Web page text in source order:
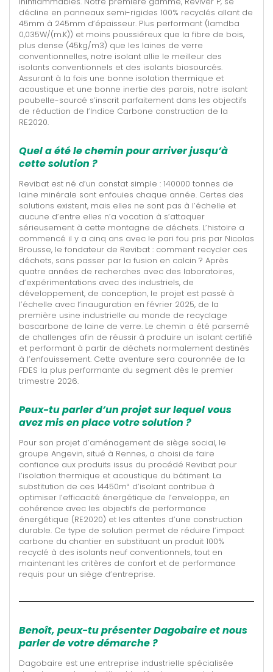
décline en panneaux semi-rigides 100% recyclés allant de
45mm à 245mm d’épaisseur. Plus performant (lamdba
0,035W/(m.K)) et moins poussiéreux que la fibre de bois,
plus dense (45kg/m3) que les laines de verre
conventionnelles, notre isolant allie le meilleur des
isolants conventionnels et des isolants biosourcés.
Assurant à la fois une bonne isolation thermique et
acoustique et une bonne inertie des parois, notre isolant
poubelle-sourcé s’inscrit parfaitement dans les objectifs
de réduction de l’Indice Carbone construction de la
RE2020.
Quel a été le chemin pour arriver jusqu’à
cette solution ?
Revibat est né d’un constat simple : 140000 tonnes de
laine minérale sont enfouies chaque année. Certes des
solutions existent, mais elles ne sont pas à l’échelle et
aucune d’entre elles n’a vocation à s’attaquer
sérieusement à cette montagne de déchets. L’histoire a
commencé il y a cinq ans avec le pari fou pris par Nicolas
Brousse, le fondateur de Revibat : comment recycler ces
déchets, sans passer par la fusion en calcin ? Après
quatre années de recherches avec des laboratoires,
d’expérimentations avec des industriels, de
développement, de conception, le projet est passé à
l’échelle avec l’inauguration en février 2025, de la
première usine industrielle au monde de recyclage
bascarbone de laine de verre. Le chemin a été parsemé
de challenges afin de réussir à produire un isolant certifié
et performant à partir de déchets normalement destinés
à l’enfouissement. Cette aventure sera couronnée de la
FDES la plus performante du segment dès le premier
trimestre 2026.
Peux-tu parler d’un projet sur lequel vous
avez mis en place votre solution ?
Pour son projet d’aménagement de siège social, le
groupe Angevin, situé à Rennes, a choisi de faire
confiance aux produits issus du procédé Revibat pour
l’isolation thermique et acoustique du bâtiment. La
substitution de ces 14450m² d’isolant contribue à
optimiser l’efficacité énergétique de l’enveloppe, en
cohérence avec les objectifs de performance
énergétique (RE2020) et les attentes d’une construction
durable. Ce type de solution permet de réduire l’impact
carbone du chantier en substituant un produit 100%
recyclé à des isolants neuf conventionnels, tout en
maintenant les critères de confort et de performance
requis pour un siège d’entreprise.
Benoît, peux-tu présenter Dagobaire et nous
parler de votre démarche ?
Dagobaire est une entreprise industrielle spécialisée